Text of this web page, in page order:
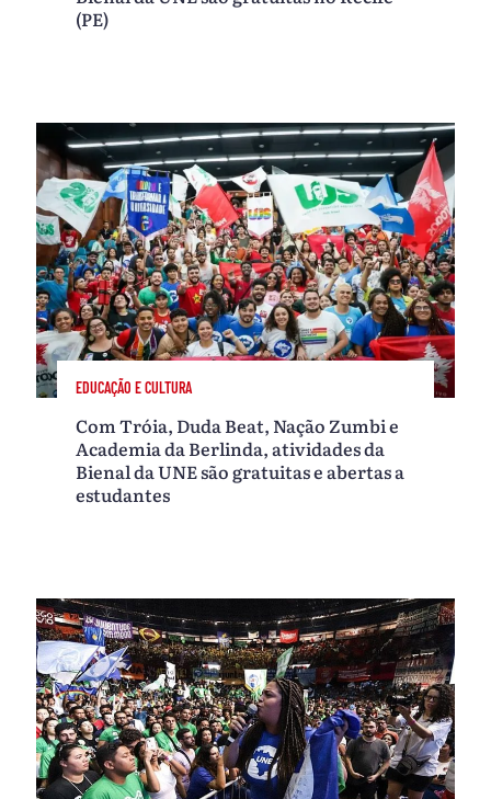
(PE)
EDUCAÇÃO E CULTURA
Com Tróia, Duda Beat, Nação Zumbi e
Academia da Berlinda, atividades da
Bienal da UNE são gratuitas e abertas a
estudantes